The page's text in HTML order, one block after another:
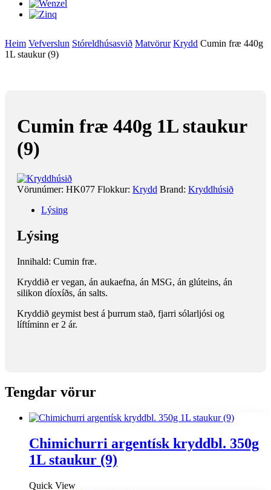
Heim Vefverslun Stóreldhúsasvið Matvörur Krydd Cumin fræ 440g
1L staukur (9)
Cumin fræ 440g 1L staukur
(9)
Vörunúmer: HK077 Flokkur: Krydd Brand: Kryddhúsið
Lýsing
Lýsing
Innihald: Cumin fræ.
Kryddið er vegan, án aukaefna, án MSG, án glúteins, án
silikon díoxíðs, án salts.
Kryddið geymist best á þurrum stað, fjarri sólarljósi og
líftíminn er 2 ár.
Tengdar vörur
Chimichurri argentísk kryddbl. 350g
1L staukur (9)
Quick View